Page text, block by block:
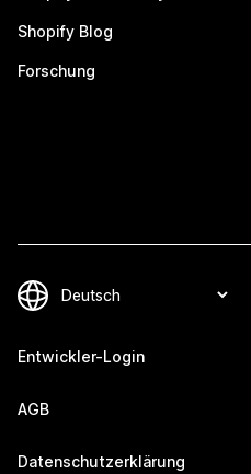
Shopify Blog
Forschung
Entwickler-Login
AGB
Datenschutzerklärung